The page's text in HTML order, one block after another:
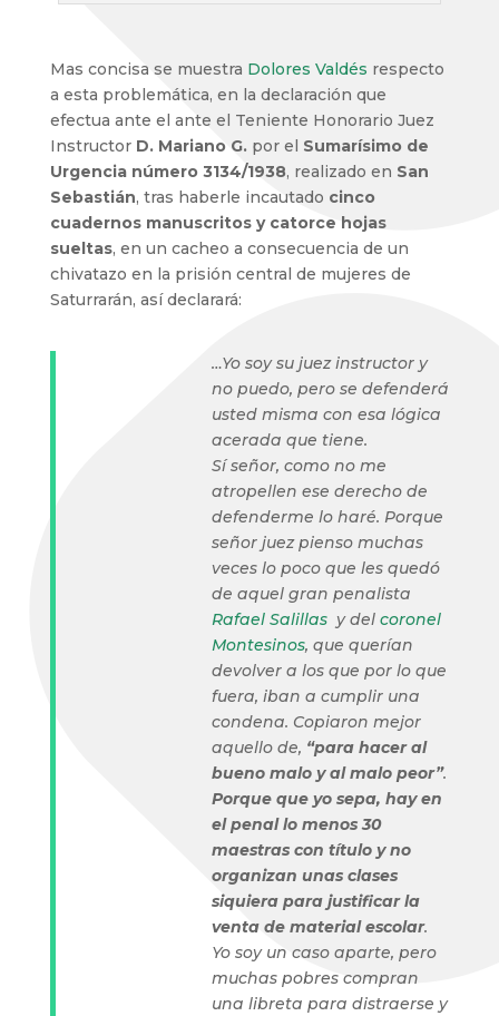
Mas concisa se muestra Dolores Valdés respecto
a esta problemática, en la declaración que
efectua ante el ante el Teniente Honorario Juez
Instructor D. Mariano G.por el Sumarísimo de
Urgencia número 3134/1938, realizado en San
Sebastián, tras haberle incautado cinco
cuadernos manuscritos y catorce hojas
sueltas, en un cacheo a consecuencia de un
chivatazo en la prisión central de mujeres de
Saturrarán, así declarará:
…Yo soy su juez instructor y
no puedo, pero se defenderá
usted misma con esa lógica
acerada que tiene.
Sí señor, como no me
atropellen ese derecho de
defenderme lo haré. Porque
señor juez pienso muchas
veces lo poco que les quedó
de aquel gran penalista
Rafael Salillasy del coronel
Montesinos, que querían
devolver a los que por lo que
fuera, iban a cumplir una
condena. Copiaron mejor
aquello de, “para hacer al
bueno malo y al malo peor”.
Porque que yo sepa, hay en
el penal lo menos 30
maestras con título y no
organizan unas clases
siquiera para justificar la
venta de material escolar.
Yo soy un caso aparte, pero
muchas pobres compran
una libreta para distraerse y